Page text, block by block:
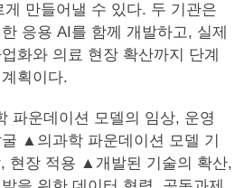
만들어낼 수 있다. 두 기관은
응용 AI를 함께 개발하고, 실제
화와 의료 현장 확산까지 단계
획이다.
파운데이션 모델의 임상, 운영
▲의과학 파운데이션 모델 기
현장 적용 ▲개발된 기술의 확산,